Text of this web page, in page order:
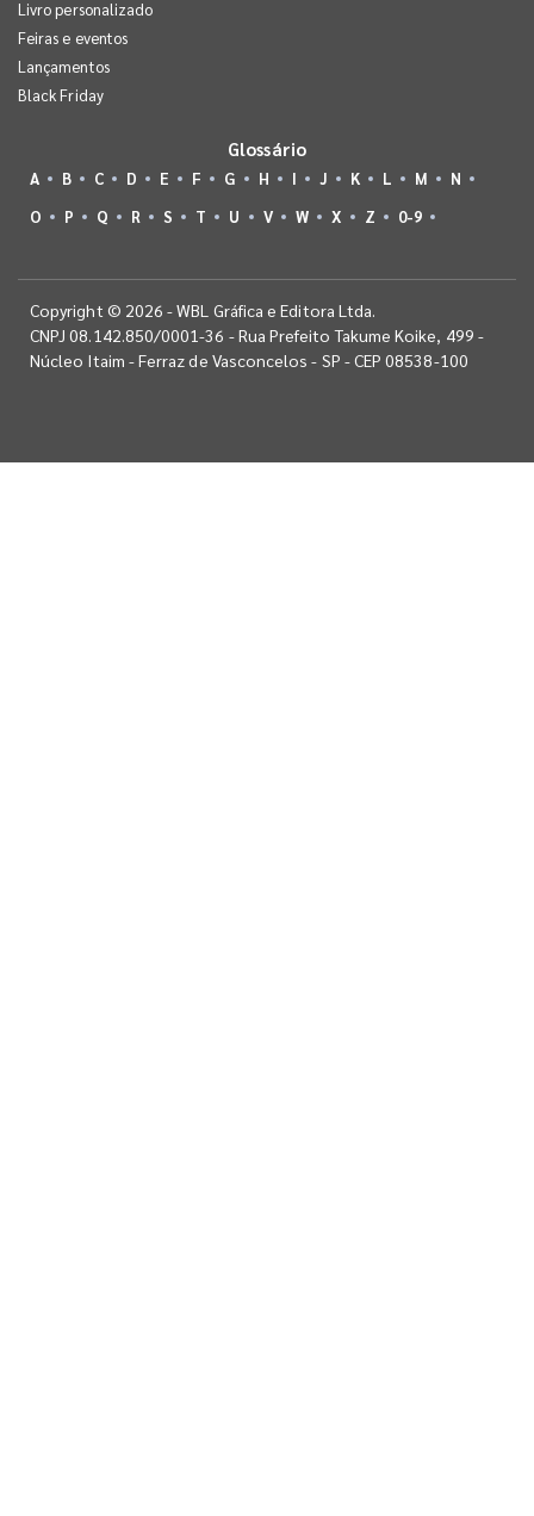
Livro personalizado
Feiras e eventos
Lançamentos
Black Friday
Glossário
A B C D E F G H I J K L M
N
O
P Q R S T U V W X Z 0-9
Copyright © 2026 - WBL Gráfica e Editora Ltda.
CNPJ 08.142.850/0001-36 - Rua Prefeito Takume Koike, 499 -
Núcleo Itaim - Ferraz de Vasconcelos - SP - CEP 08538-100